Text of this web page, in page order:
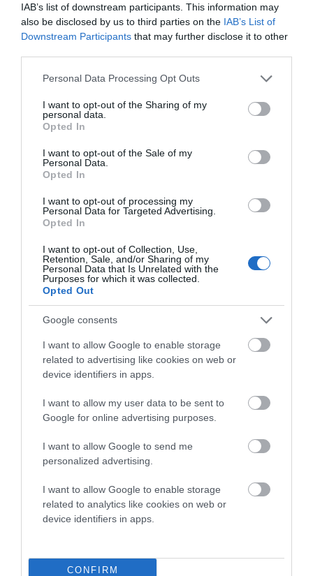
IAB’s list of downstream participants. This information may
also be disclosed by us to third parties on the IAB’s List of
Downstream Participants that may further disclose it to other
Please note that this website/app uses one or more Google
not limited to your visit or usage behaviour. You may click to
grant or deny consent to Google and its third-party tags to
use your data for below specified purposes in below Google
consent section.
Personal Data Processing Opt Outs
I want to opt-out of the Sharing of my
personal data.
Opted In
I want to opt-out of the Sale of my
Personal Data.
Opted In
I want to opt-out of processing my
Personal Data for Targeted Advertising.
Opted In
I want to opt-out of Collection, Use,
Retention, Sale, and/or Sharing of my
Personal Data that Is Unrelated with the
Purposes for which it was collected.
Opted Out
Google consents
I want to allow Google to enable storage
related to advertising like cookies on web or
device identifiers in apps.
I want to allow my user data to be sent to
Google for online advertising purposes.
I want to allow Google to send me
personalized advertising.
I want to allow Google to enable storage
related to analytics like cookies on web or
device identifiers in apps.
CONFIRM